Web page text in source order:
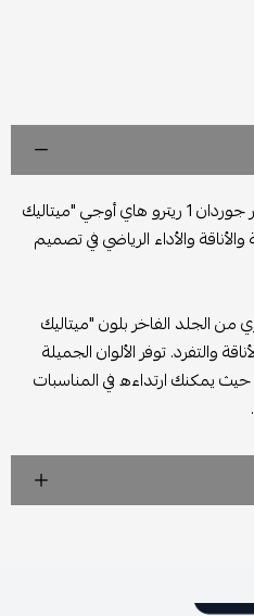
استعد للسحر والأناقة مع حذاء الأير جوردان 1 ريترو هاي أوجي "ميتاليك
والأداء الرياضي في تصميم
جوردان 1 بجزء علوي من الجلد الفاخر بلون "ميتاليك
والتفرد. توفر الألوان الجميلة
حيث يمكنك ارتداءه في المناسبات